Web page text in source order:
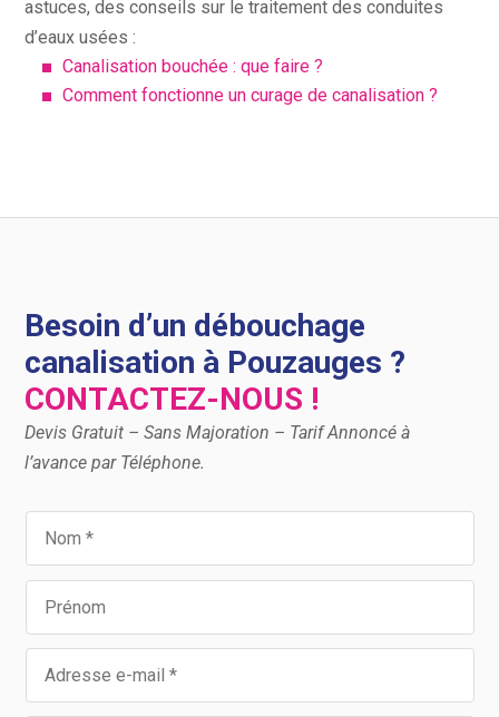
astuces, des conseils sur le traitement des conduites
d’eaux usées :
Canalisation bouchée : que faire ?
Comment fonctionne un curage de canalisation ?
Besoin d’un débouchage
canalisation à Pouzauges ?
CONTACTEZ-NOUS !
Devis Gratuit – Sans Majoration – Tarif Annoncé à
l’avance par Téléphone.